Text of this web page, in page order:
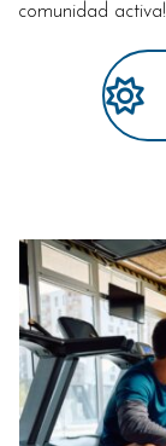
comunidad activa!